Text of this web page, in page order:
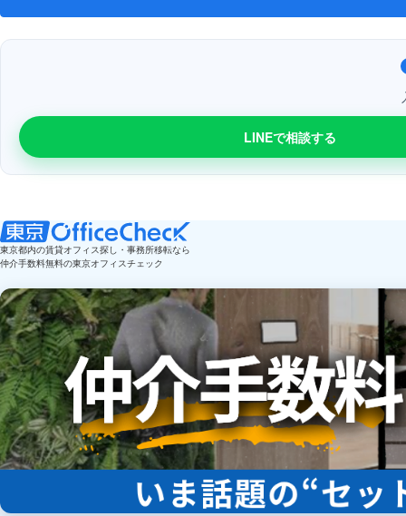
LINEで相談する
東京都内の賃貸オフィス探し・事務所移転なら
仲介手数料無料の東京オフィスチェック